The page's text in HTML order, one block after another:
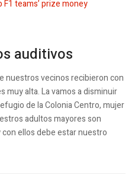
auditivos
nuestros vecinos recibieron con
muy alta. La vamos a disminuir
de la Colonia Centro, mujer
adultos mayores son
ellos debe estar nuestro